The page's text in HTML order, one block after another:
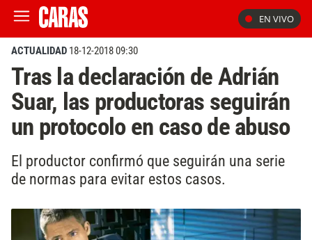
EN VIVO
ACTUALIDAD 18-12-2018 09:30
Tras la declaración de Adrián
Suar, las productoras seguirán
un protocolo en caso de abuso
El productor confirmó que seguirán una serie
de normas para evitar estos casos.